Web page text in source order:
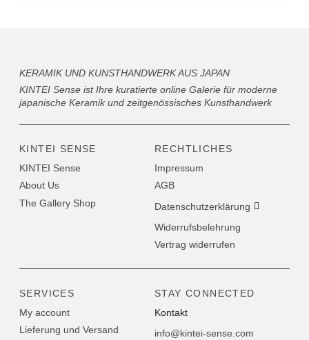
KERAMIK UND KUNSTHANDWERK AUS JAPAN
KINTEI Sense ist Ihre kuratierte online Galerie für moderne
japanische Keramik und zeitgenössisches Kunsthandwerk
KINTEI SENSE
KINTEI Sense
About Us
The Gallery Shop
RECHTLICHES
Impressum
AGB
Datenschutzerklärung
Widerrufsbelehrung
Vertrag widerrufen
SERVICES
My account
Lieferung und Versand
STAY CONNECTED
Kontakt
info@kintei-sense.com